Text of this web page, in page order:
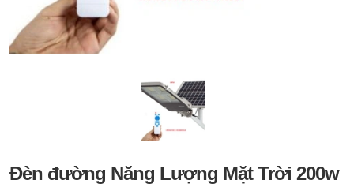
Đèn đường Năng Lượng Mặt Trời 200w